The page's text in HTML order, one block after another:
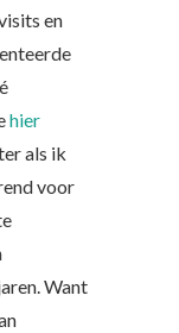
en
hier
als ik
voor
Want